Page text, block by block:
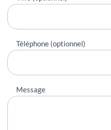
Téléphone (optionnel)
Message